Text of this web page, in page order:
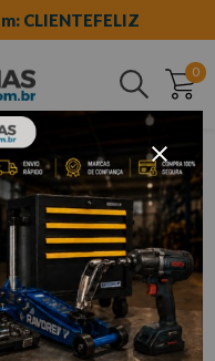
CLIENTEFELIZ
0
Buscar
comparador